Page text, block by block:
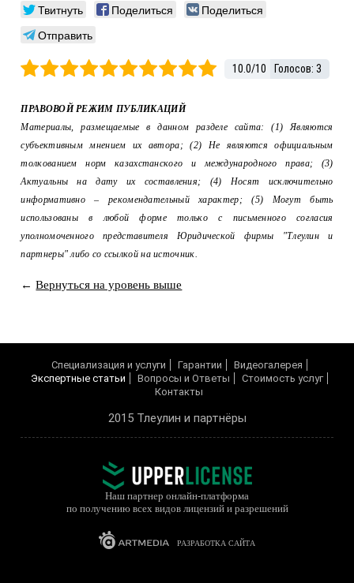
Твитнуть Поделиться
Поделиться
Отправить
10.0/10 Голосов:3
ПРАВОВОЙ РЕЖИМ ПУБЛИКАЦИЙ
Материалы, размещаемые в данном разделе сайта: (1) Являются
субъективным мнением их автора; (2) Не являются официальным
толкованием норм казахстанского и международного права; (3)
Актуальны на дату их составления; (4) Носят исключительно
информативно – рекомендательный характер; (5) Могут быть
использованы в любой форме только с письменного согласия
уполномоченного представителя Юридической фирмы "Тлеулин и
партнеры" либо со ссылкой на источник.
←Вернуться на уровень выше
Cпециализация и услуги Гарантии
Видеогалерея
Экспертные статьи
Вопросы и Ответы
Cтоимость услуг
Контакты
2015 Тлеулин и партнёры
Наш партнер онлайн-платформа
по получению всех видов лицензий и разрешений
РАЗРАБОТКА САЙТА